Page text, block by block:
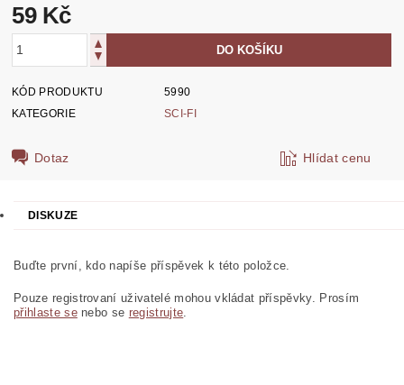
59 Kč
KÓD PRODUKTU
5990
KATEGORIE
SCI-FI
Dotaz Hlídat cenu
DISKUZE
Buďte první, kdo napíše příspěvek k této položce.
Pouze registrovaní uživatelé mohou vkládat příspěvky. Prosím
přihlaste senebo se registrujte.